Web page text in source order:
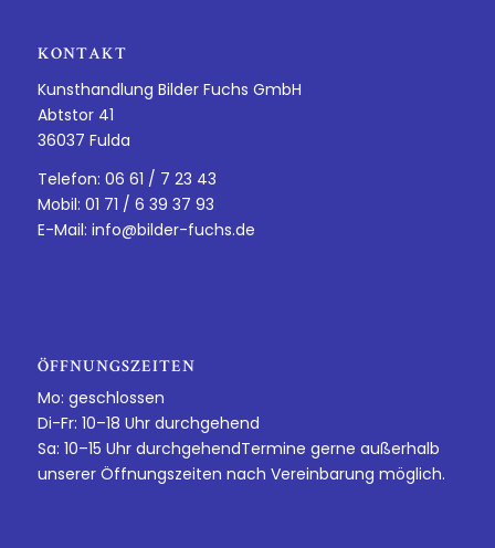
KONTAKT
Kunsthandlung Bilder Fuchs GmbH
Abtstor 41
36037 Fulda
Telefon: 06 61 / 7 23 43
Mobil: 01 71 / 6 39 37 93
E-Mail: info@bilder-fuchs.de
ÖFFNUNGSZEITEN
Mo: geschlossen
Di-Fr: 10–18 Uhr durchgehend
Sa: 10–15 Uhr durchgehendTermine gerne außerhalb
unserer Öffnungszeiten nach Vereinbarung möglich.